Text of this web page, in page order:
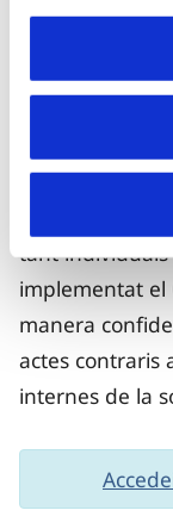
por tanto no se
más
Ètica i
Disposem
la nostra
referència en
tant individuals
implementat el
manera
actes contraris
internes de la